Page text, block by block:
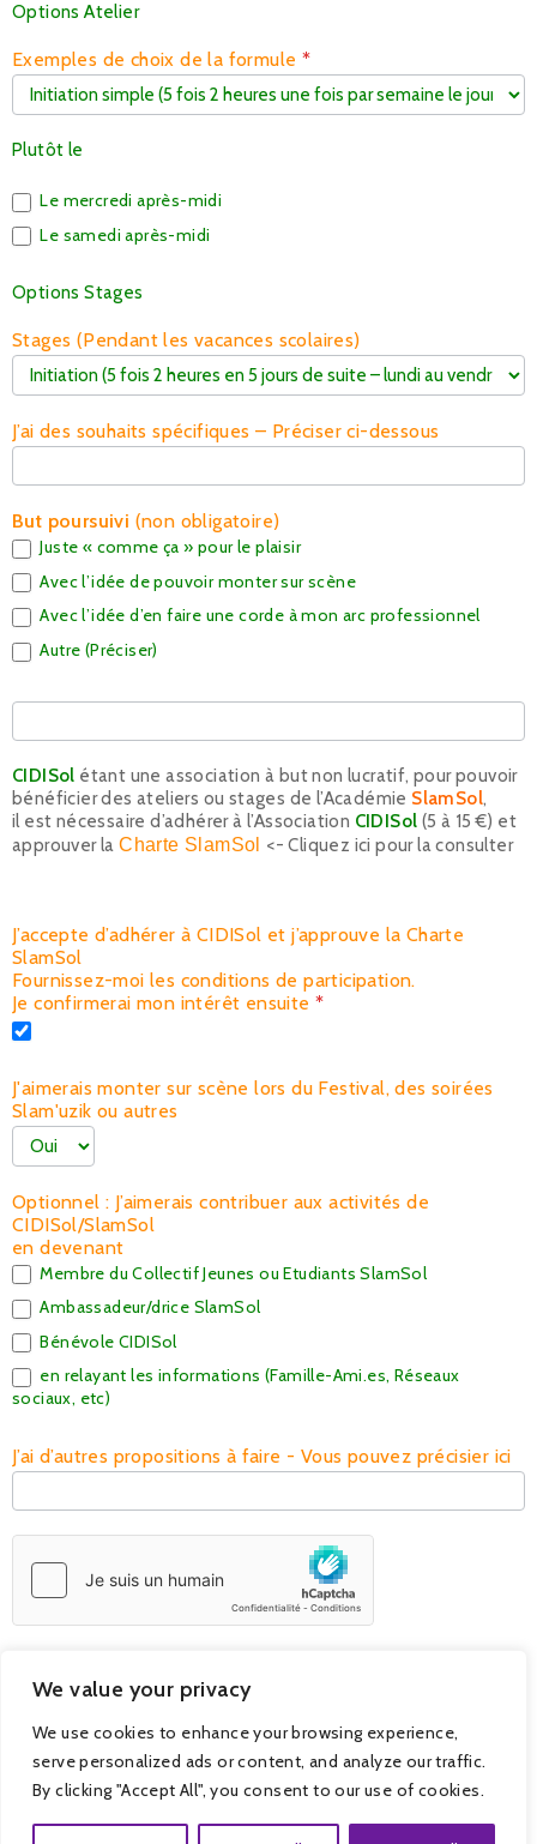
We value your privacy
We use cookies to enhance your browsing experience,
serve personalized ads or content, and analyze our traffic.
By clicking "Accept All", you consent to our use of cookies.
Options Atelier
Exemples de choix de la formule *
Plutôt le
Le mercredi après-midi
Le samedi après-midi
Options Stages
Stages (Pendant les vacances scolaires)
J’ai des souhaits spécifiques – Préciser ci-dessous
But poursuivi (non obligatoire)
Juste « comme ça » pour le plaisir
Avec l’idée de pouvoir monter sur scène
Avec l’idée d’en faire une corde à mon arc professionnel
Autre (Préciser)
CIDISol étant une association à but non lucratif, pour pouvoir
bénéficier des ateliers ou stages de l’Académie SlamSol,
il est nécessaire d’adhérer à l’Association CIDISol (5 à 15 €) et
approuver laCharte SlamSol <- Cliquez ici pour la consulter
J’accepte d’adhérer à CIDISol et j’approuve la Charte
SlamSol
Fournissez-moi les conditions de participation.
Je confirmerai mon intérêt ensuite *
J'aimerais monter sur scène lors du Festival, des soirées
Slam'uzik ou autres
Optionnel : J’aimerais contribuer aux activités de
CIDISol/SlamSol
en devenant
Membre du Collectif Jeunes ou Etudiants SlamSol
Ambassadeur/drice SlamSol
Bénévole CIDISol
en relayant les informations (Famille-Ami.es, Réseaux
sociaux, etc)
J’ai d’autres propositions à faire - Vous pouvez précisier ici
Envoyer
Copyright - SlamSol© 2026